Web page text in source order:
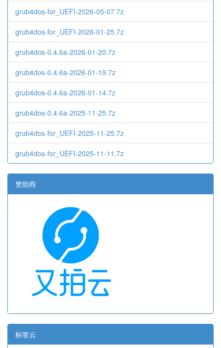
grub4dos-for_UEFI-2026-05-07.7z
grub4dos-for_UEFI-2026-01-25.7z
grub4dos-0.4.6a-2026-01-20.7z
grub4dos-0.4.6a-2026-01-19.7z
grub4dos-0.4.6a-2026-01-14.7z
grub4dos-0.4.6a-2025-11-25.7z
grub4dos-for_UEFI-2025-11-25.7z
grub4dos-for_UEFI-2025-11-11.7z
赞助商
标签云